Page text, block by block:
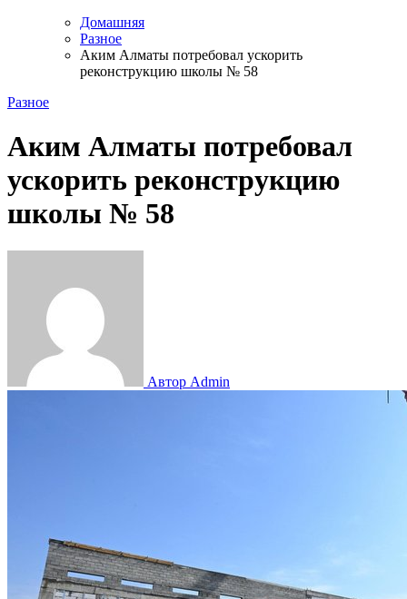
Домашняя
Разное
Аким Алматы потребовал ускорить
реконструкцию школы № 58
Разное
Аким Алматы потребовал
ускорить реконструкцию
школы № 58
Автор Admin